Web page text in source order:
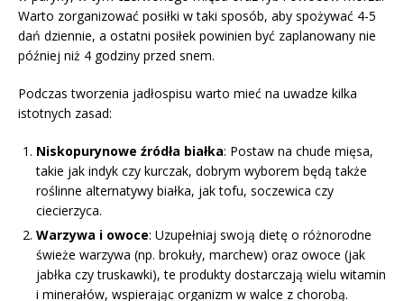
Warto zorganizować posiłki w taki sposób, aby spożywać 4-5
dań dziennie, a ostatni posiłek powinien być zaplanowany nie
później niż 4 godziny przed snem.
Podczas tworzenia jadłospisu warto mieć na uwadze kilka
istotnych zasad:
Niskopurynowe źródła białka: Postaw na chude mięsa,
takie jak indyk czy kurczak, dobrym wyborem będą także
roślinne alternatywy białka, jak tofu, soczewica czy
ciecierzyca.
Warzywa i owoce: Uzupełniaj swoją dietę o różnorodne
świeże warzywa (np. brokuły, marchew) oraz owoce (jak
jabłka czy truskawki), te produkty dostarczają wielu witamin
i minerałów, wspierając organizm w walce z chorobą.